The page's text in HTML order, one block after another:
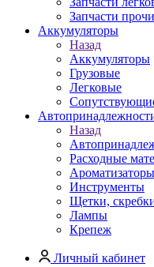
Запчасти
Аккумуляторы
Назад
Аккумуляторы
Грузовые
Легковые
Назад
Расходные
Ароматизаторы
Инструменты
Щетки,
Лампы
Крепеж
Личный кабинет